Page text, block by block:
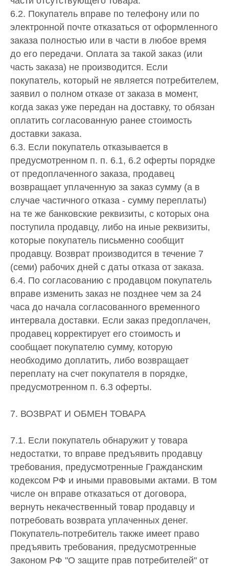
6.2. Покупатель вправе по телефону или по
электронной почте отказаться от оформленного
заказа полностью или в части в любое время
до его передачи. Оплата за такой заказ (или
часть заказа) не производится. Если
покупатель, который не является потребителем,
заявил о полном отказе от заказа в момент,
когда заказ уже передан на доставку, то обязан
оплатить согласованную ранее стоимость
доставки заказа.
6.3. Если покупатель отказывается в
предусмотренном п. п. 6.1, 6.2 оферты порядке
от предоплаченного заказа, продавец
возвращает уплаченную за заказ сумму (а в
случае частичного отказа - сумму переплаты)
на те же банковские реквизиты, с которых она
поступила продавцу, либо на иные реквизиты,
которые покупатель письменно сообщит
продавцу. Возврат производится в течение 7
(семи) рабочих дней с даты отказа от заказа.
6.4. По согласованию с продавцом покупатель
вправе изменить заказ не позднее чем за 24
часа до начала согласованного временного
интервала доставки. Если заказ предоплачен,
продавец корректирует его стоимость и
сообщает покупателю сумму, которую
необходимо доплатить, либо возвращает
переплату на счет покупателя в порядке,
предусмотренном п. 6.3 оферты.
7. ВОЗВРАТ И ОБМЕН ТОВАРА
7.1. Если покупатель обнаружит у товара
недостатки, то вправе предъявить продавцу
требования, предусмотренные Гражданским
кодексом РФ и иными правовыми актами. В том
числе он вправе отказаться от договора,
вернуть некачественный товар продавцу и
потребовать возврата уплаченных денег.
Покупатель-потребитель также имеет право
предъявить требования, предусмотренные
Законом РФ "О защите прав потребителей" от